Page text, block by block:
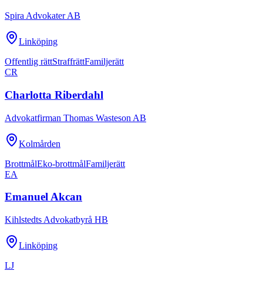
Spira Advokater AB
Linköping
Offentlig rättStraffrättFamiljerätt
CR
Charlotta Riberdahl
Advokatfirman Thomas Wasteson AB
Kolmården
BrottmålEko-brottmålFamiljerätt
EA
Emanuel Akcan
Kihlstedts Advokatbyrå HB
Linköping
LJ